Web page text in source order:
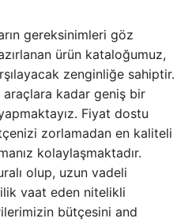
gereksinimleri göz
ürün kataloğumuz,
zenginliğe sahiptir.
kadar geniş bir
Fiyat dostu
zorlamadan en kaliteli
kolaylaşmaktadır.
olup, uzun vadeli
vaat eden nitelikli
bütçesini and